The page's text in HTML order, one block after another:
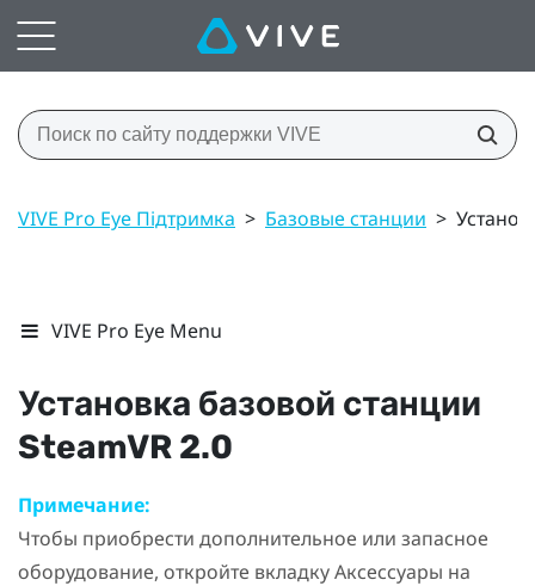
VIVE Pro Eye Підтримка > Базовые станции >
VIVE Pro Eye Menu
Установка базовой станции
SteamVR 2.0
Примечание:
Чтобы приобрести дополнительное или запасное
оборудование, откройте вкладку Аксессуары на